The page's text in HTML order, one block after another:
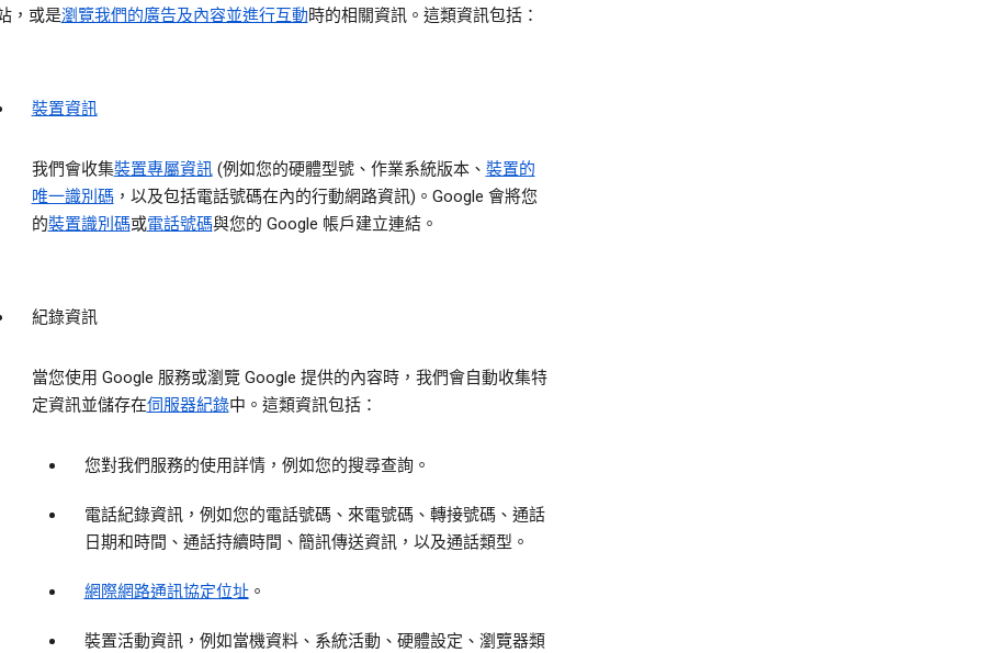
，或是瀏覽我們的廣告及內容並進行互動時的相關資訊。這類資訊包括：
裝置資訊
我們會收集裝置專屬資訊(例如您的硬體型號、作業系統版本、 裝置的
唯一識別碼，以及包括電話號碼在內的行動網路資訊)。Google 會將您
的裝置識別碼或電話號碼與您的 Google 帳戶建立連結。
紀錄資訊
當您使用 Google 服務或瀏覽 Google 提供的內容時，我們會自動收集特
定資訊並儲存在伺服器紀錄中。這類資訊包括：
您對我們服務的使用詳情，例如您的搜尋查詢。
電話紀錄資訊，例如您的電話號碼、來電號碼、轉接號碼、通話
日期和時間、通話持續時間、簡訊傳送資訊，以及通話類型。
網際網路通訊協定位址。
裝置活動資訊，例如當機資料、系統活動、硬體設定、瀏覽器類